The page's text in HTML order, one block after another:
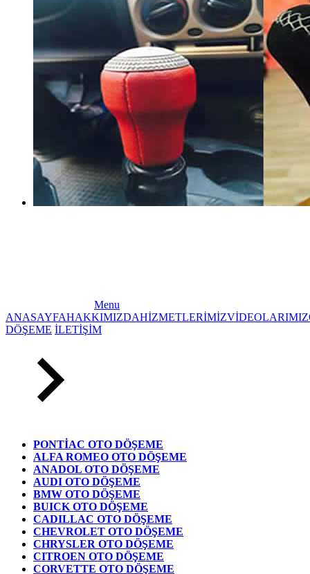
Menu
ANASAYFAHAKKIMIZDAHİZMETLERİMİZVİDEOLARIMIZ
DÖŞEME İLETİŞİM
PONTİAC OTO DÖŞEME
ALFA ROMEO OTO DÖŞEME
ANADOL OTO DÖŞEME
AUDI OTO DÖŞEME
BMW OTO DÖŞEME
BUICK OTO DÖŞEME
CADILLAC OTO DÖŞEME
CHEVROLET OTO DÖŞEME
CHRYSLER OTO DÖŞEME
CITROEN OTO DÖŞEME
CORVETTE OTO DÖŞEME